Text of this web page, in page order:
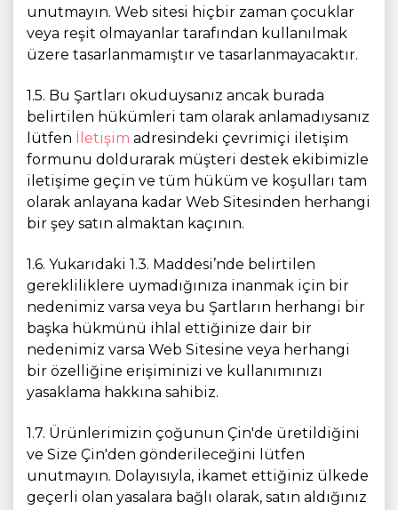
unutmayın. Web sitesi hiçbir zaman çocuklar
veya reşit olmayanlar tarafından kullanılmak
üzere tasarlanmamıştır ve tasarlanmayacaktır.
1.5. Bu Şartları okuduysanız ancak burada
belirtilen hükümleri tam olarak anlamadıysanız
lütfen İletişim adresindeki çevrimiçi iletişim
formunu doldurarak müşteri destek ekibimizle
iletişime geçin ve tüm hüküm ve koşulları tam
olarak anlayana kadar Web Sitesinden herhangi
bir şey satın almaktan kaçının.
1.6. Yukarıdaki 1.3. Maddesi’nde belirtilen
gerekliliklere uymadığınıza inanmak için bir
nedenimiz varsa veya bu Şartların herhangi bir
başka hükmünü ihlal ettiğinize dair bir
nedenimiz varsa Web Sitesine veya herhangi
bir özelliğine erişiminizi ve kullanımınızı
yasaklama hakkına sahibiz.
1.7. Ürünlerimizin çoğunun Çin'de üretildiğini
ve Size Çin'den gönderileceğini lütfen
unutmayın. Dolayısıyla, ikamet ettiğiniz ülkede
geçerli olan yasalara bağlı olarak, satın aldığınız